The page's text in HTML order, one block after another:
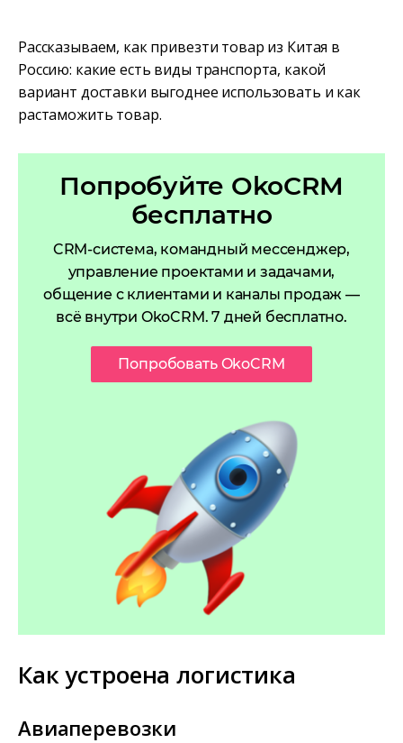
Рассказываем, как привезти товар из Китая в
Россию: какие есть виды транспорта, какой
вариант доставки выгоднее использовать и как
растаможить товар.
Попробуйте OkoCRM
бесплатно
CRM-система, командный мессенджер,
управление проектами и задачами,
общение с клиентами и каналы продаж —
всё внутри OkoCRM. 7 дней бесплатно.
Попробовать OkoCRM
Как устроена логистика
Авиаперевозки